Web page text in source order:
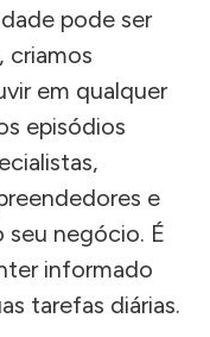
pode ser
criamos
em qualquer
episódios
e
seu negócio. É
informado
tarefas diárias.